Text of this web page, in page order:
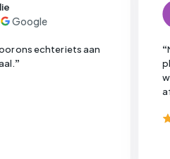
ons echter iets aan
”
“